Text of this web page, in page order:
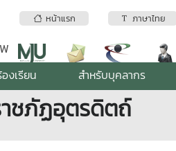
หน้าแรก ภาษาไทย
งเรียน สำหรับบุคลากร
ชภัฏอุตรดิตถ์